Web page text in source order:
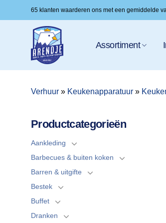
naar
65 klanten waarderen ons met een gemiddelde
Assortiment
Verhuur » Keukenapparatuur »
Productcategorieën
Aankleding
Barbecues & buiten koken
Barren & uitgifte
Bestek
Buffet
Dranken